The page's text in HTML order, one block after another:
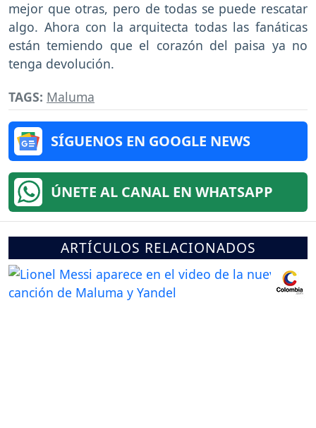
mejor que otras, pero de todas se puede rescatar
algo. Ahora con la arquitecta todas las fanáticas
están temiendo que el corazón del paisa ya no
tenga devolución.
TAGS: Maluma
SÍGUENOS EN GOOGLE NEWS
ÚNETE AL CANAL EN WHATSAPP
ARTÍCULOS RELACIONADOS